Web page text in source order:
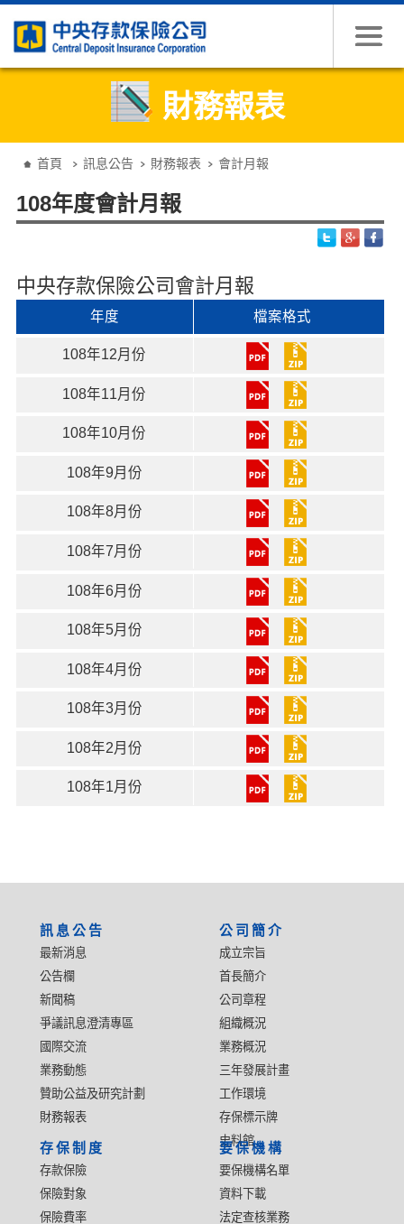
財務報表
首頁 訊息公告 財務報表 會計月報
108年度會計月報
中央存款保險公司會計月報
年度 檔案格式
108年12月份
108年11月份
108年10月份
108年9月份
108年8月份
108年7月份
108年6月份
108年5月份
108年4月份
108年3月份
108年2月份
108年1月份
訊息公告
最新消息
公告欄
新聞稿
爭議訊息澄清專區
國際交流
業務動態
贊助公益及研究計劃
財務報表
公司簡介
成立宗旨
首長簡介
公司章程
組織概況
業務概況
三年發展計畫
工作環境
存保標示牌
史料館
存保制度
存款保險
保險對象
保險費率
要保機構
要保機構名單
資料下載
法定查核業務